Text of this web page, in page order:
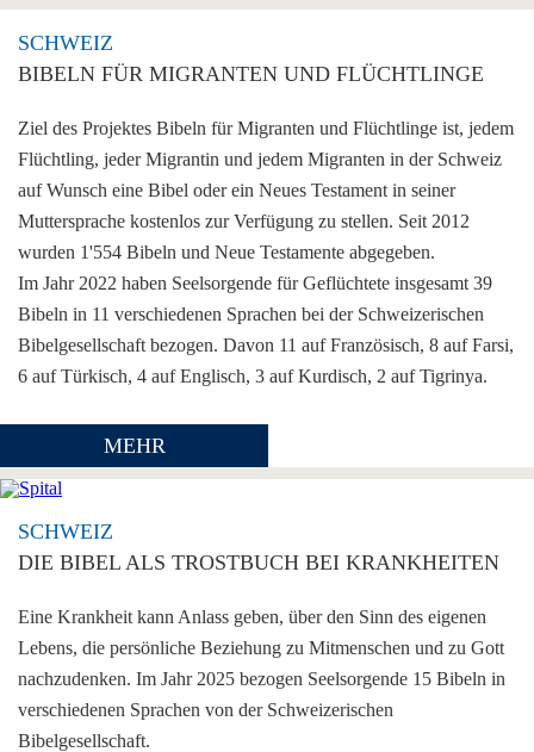
SCHWEIZ
BIBELN FÜR MIGRANTEN UND FLÜCHTLINGE
Ziel des Projektes Bibeln für Migranten und Flüchtlinge ist, jedem
Flüchtling, jeder Migrantin und jedem Migranten in der Schweiz
auf Wunsch eine Bibel oder ein Neues Testament in seiner
Muttersprache kostenlos zur Verfügung zu stellen. Seit 2012
wurden 1'554 Bibeln und Neue Testamente abgegeben.
Im Jahr 2022 haben Seelsorgende für Geflüchtete insgesamt 39
Bibeln in 11 verschiedenen Sprachen bei der Schweizerischen
Bibelgesellschaft bezogen. Davon 11 auf Französisch, 8 auf Farsi,
6 auf Türkisch, 4 auf Englisch, 3 auf Kurdisch, 2 auf Tigrinya.
MEHR
SCHWEIZ
DIE BIBEL ALS TROSTBUCH BEI KRANKHEITEN
Eine Krankheit kann Anlass geben, über den Sinn des eigenen
Lebens, die persönliche Beziehung zu Mitmenschen und zu Gott
nachzudenken. Im Jahr 2025 bezogen Seelsorgende 15 Bibeln in
verschiedenen Sprachen von der Schweizerischen
Bibelgesellschaft.